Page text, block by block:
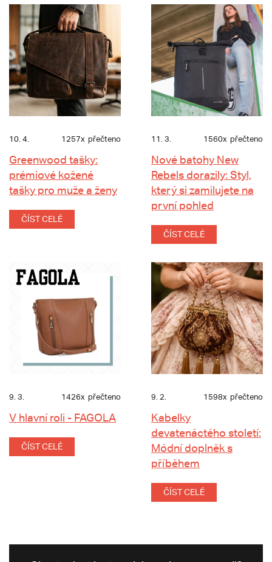
10. 4. 1257x přečteno
Greenwood tašky:
prémiové kožené
tašky pro muže a ženy
ČÍST CELÉ
11. 3. 1560x přečteno
Nové batohy New
Rebels dorazily: Styl,
který si zamilujete na
první pohled
ČÍST CELÉ
9. 3. 1426x přečteno
V hlavní roli - FAGOLA
ČÍST CELÉ
9. 2. 1598x přečteno
Kabelky
devatenáctého století:
Módní doplněk s
příběhem
ČÍST CELÉ